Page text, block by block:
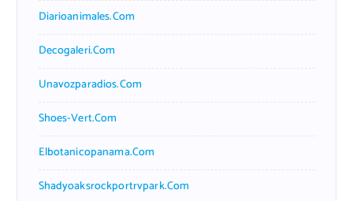
Diarioanimales.com
Decogaleri.com
Unavozparadios.com
Shoes-Vert.com
Elbotanicopanama.com
Shadyoaksrockportrvpark.com